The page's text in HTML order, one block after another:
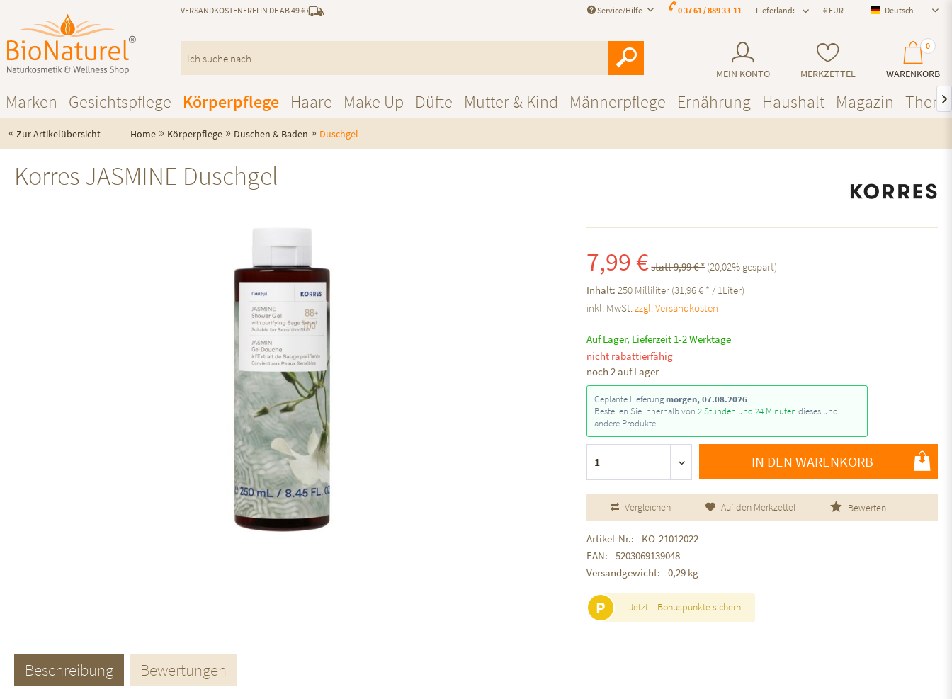
VERSANDKOSTENFREI IN DE AB 49 € Deutsch
Deutsch
Lieferland:
0 37 61 / 889 33-11
Service/Hilfe
MEIN KONTO MERKZETTEL
0
WARENKORB
Marken Gesichtspflege Körperpflege Haare Make Up Düfte Mutter & Kind Männerpflege Ernährung Haushalt Magazin 
« Zur Artikelübersicht Home » Körperpflege » Duschen & Baden » Duschgel
Korres JASMINE Duschgel
7,99 €statt 9,99 € *(20,02% gespart)
Inhalt:250 Milliliter (31,96 € * / 1Liter)
inkl. MwSt.zzgl. Versandkosten
Auf Lager, Lieferzeit 1-2 Werktage
nicht rabattierfähig
noch 2 auf Lager
Geplante Lieferungmorgen, 07.08.2026
Bestellen Sie innerhalb von2 Stunden und 24 Minuten dieses und
andere Produkte.
IN DEN WARENKORB
Vergleichen Auf den Merkzettel Bewerten
Artikel-Nr.:
KO-21012022
EAN:
5203069139048
Versandgewicht:
0,29 kg
P Jetzt Bonuspunkte sichern
Beschreibung Bewertungen